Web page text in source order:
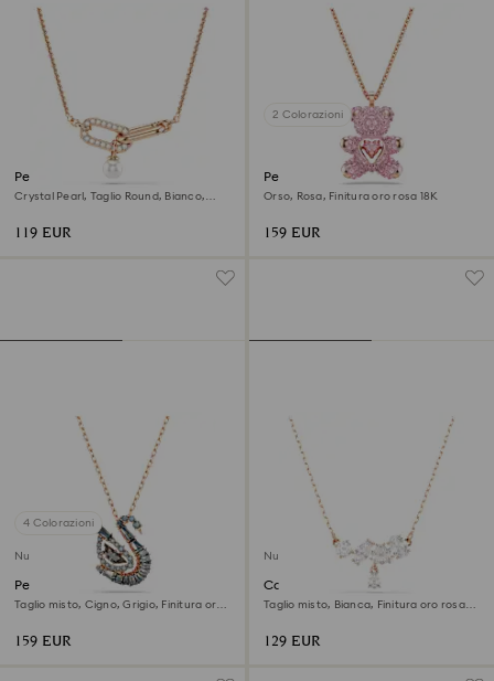
Pendente Constella
Crystal Pearl, Taglio Round, Bianco,
119 EUR
2 Colorazioni
Pendente Teddy
Orso, Rosa, Finitura oro rosa 18K
159 EUR
4 Colorazioni
Nuovo
Pendente Swan
Taglio misto, Cigno, Grigio, Finitura oro
159 EUR
Nuovo
Collana Mesmera
Taglio misto, Bianca, Finitura oro rosa
129 EUR